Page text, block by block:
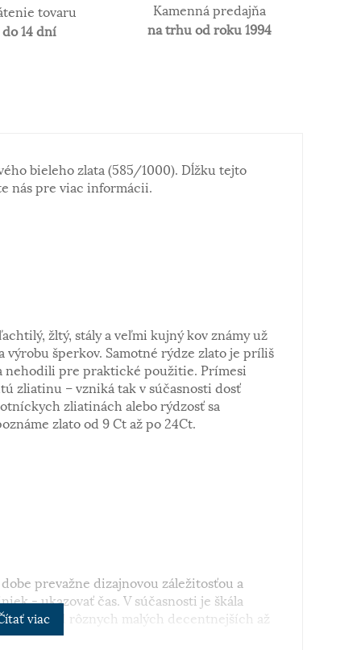
tovaru
do 14 dní
Kamenná predajňa
na trhu od roku 1994
bieleho zlata (585/1000). Dĺžku tejto
nás pre viac informácii.
žltý, stály a veľmi kujný kov známy už
výrobu šperkov. Samotné rýdze zlato je príliš
nehodili pre praktické použitie. Prímesi
zliatinu – vzniká tak v súčasnosti dosť
zliatinách alebo rýdzosť sa
zlato od 9 Ct až po 24Ct.
prevažne dizajnovou záležitosťou a
- ukazovať čas. V súčasnosti je škála
od rôznych malých decentnejších až
viac